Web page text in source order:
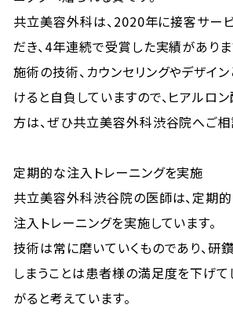
共立美容外科は、2020年に接客サー
だき、4年連続で受賞した実績がありま
施術の技術、カウンセリングやデザイ
けると自負していますので、ヒアルロ
方は、ぜひ共立美容外科渋谷院へご相
定期的な注入トレーニングを実施
共立美容外科渋谷院の医師は、定期
注入トレーニングを実施しています。
技術は常に磨いていくものであり、研
しまうことは患者様の満足度を下げて
がると考えています。